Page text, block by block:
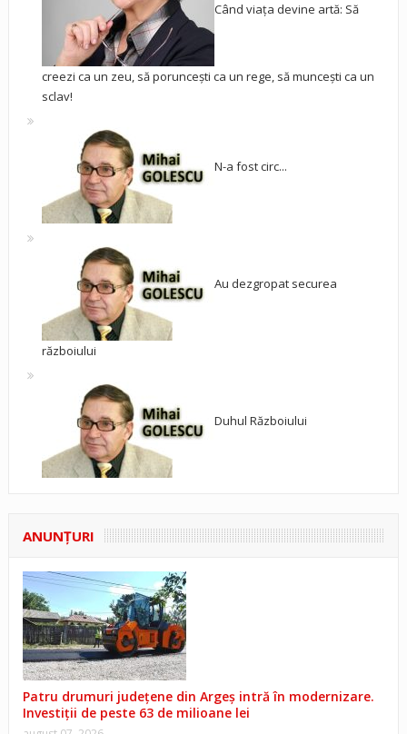
Când viața devine artă: Să
creezi ca un zeu, să poruncești ca un rege, să muncești ca un
sclav!
N-a fost circ...
Au dezgropat securea
războiului
Duhul Războiului
ANUNŢURI
Patru drumuri județene din Argeș intră în modernizare.
Investiții de peste 63 de milioane lei